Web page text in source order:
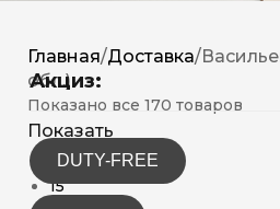
Акциз:
DUTY-FREE
Главная/Доставка/
обл.)
Показано все 170 товаров
Показать
12
15